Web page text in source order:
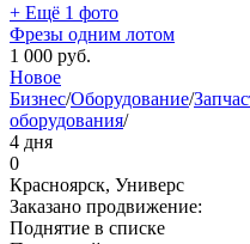
+ Ещё 1 фото
Фрезы одним лотом
1 000 руб.
Новое
Бизнес/Оборудование/
оборудования/
4 дня
0
Красноярск, Универс
Заказано продвижение:
Поднятие в списке